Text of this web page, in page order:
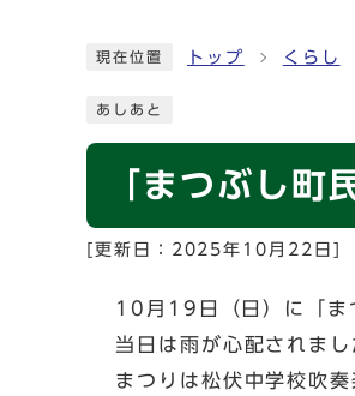
現在位置 トップ くらし
あしあと
「まつぶし町
[更新日： 2025年10月22日
10月19日（日）に「ま
当日は雨が心配されま
まつりは松伏中学校吹